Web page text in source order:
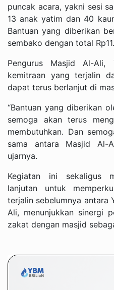
puncak acara, yakni sesi
13 anak yatim dan 40
Bantuan yang diberikan
sembako dengan total
Pengurus Masjid Al-Ali,
kemitraan yang terjalin
dapat terus berlanjut di
“Bantuan yang diberikan
semoga akan terus
membutuhkan. Dan
sama antara Masjid Al-
ujarnya.
Kegiatan ini sekaligus
lanjutan untuk
terjalin sebelumnya antara
Ali, menunjukkan sinergi
zakat dengan masjid